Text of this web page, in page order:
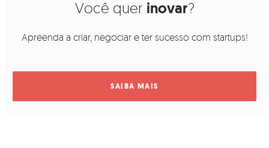
Você quer inovar?
Apreenda a criar, negociar e ter sucesso com startups!